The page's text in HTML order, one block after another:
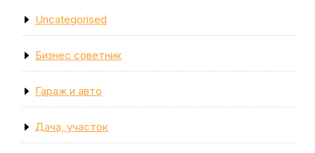
Uncategorised
Бизнес советник
Гараж и авто
Дача, участок